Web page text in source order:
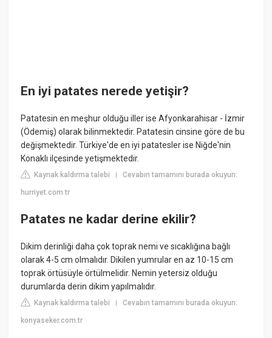
En iyi patates nerede yetişir?
Patatesin en meşhur olduğu iller ise Afyonkarahisar - İzmir
(Ödemiş) olarak bilinmektedir. Patatesin cinsine göre de bu
değişmektedir. Türkiye'de en iyi patatesler ise Niğde'nin
Konaklı ilçesinde yetişmektedir.
Kaynak kaldırma talebi |Cevabın tamamını burada okuyun:
hurriyet.com.tr
Patates ne kadar derine ekilir?
Dikim derinliği daha çok toprak nemi ve sıcaklığına bağlı
olarak 4-5 cm olmalıdır. Dikilen yumrular en az 10-15 cm
toprak örtüsüyle örtülmelidir. Nemin yetersiz olduğu
durumlarda derin dikim yapılmalıdır.
Kaynak kaldırma talebi |Cevabın tamamını burada okuyun:
konyaseker.com.tr